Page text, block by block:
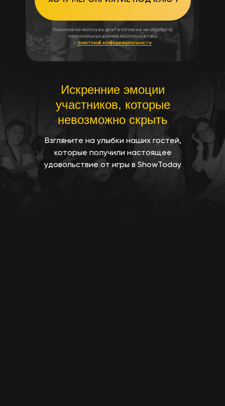
Нажимая на кнопку вы даете согласие на обработку
персональных данных и соглашаетесь
с политикой конфиденциальности
Искренние эмоции
участников, которые
невозможно скрыть
Взгляните на улыбки наших гостей,
которые получили настоящее
удовольствие от игры в ShowToday